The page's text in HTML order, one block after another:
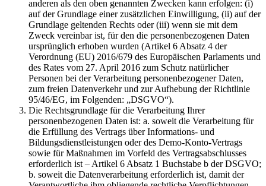
anderen als den oben genannten Zwecken kann erfolgen: (i)
auf der Grundlage einer zusätzlichen Einwilligung, (ii) auf der
Grundlage geltenden Rechts oder (iii) wenn sie mit dem
Zweck vereinbar ist, für den die personenbezogenen Daten
ursprünglich erhoben wurden (Artikel 6 Absatz 4 der
Verordnung (EU) 2016/679 des Europäischen Parlaments und
des Rates vom 27. April 2016 zum Schutz natürlicher
Personen bei der Verarbeitung personenbezogener Daten,
zum freien Datenverkehr und zur Aufhebung der Richtlinie
95/46/EG, im Folgenden: „DSGVO“).
Die Rechtsgrundlage für die Verarbeitung Ihrer
personenbezogenen Daten ist: a. soweit die Verarbeitung für
die Erfüllung des Vertrags über Informations- und
Bildungsdienstleistungen oder des Demo-Konto-Vertrags
sowie für Maßnahmen im Vorfeld des Vertragsabschlusses
erforderlich ist – Artikel 6 Absatz 1 Buchstabe b der DSGVO;
b. soweit die Datenverarbeitung erforderlich ist, damit der